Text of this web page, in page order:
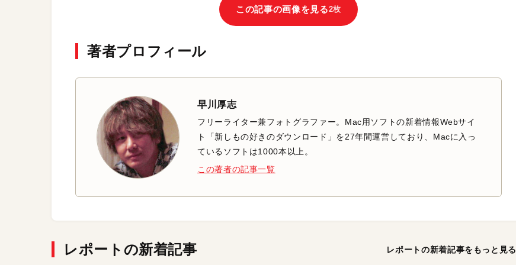
この記事の画像を見る2枚
著者プロフィール
早川厚志
フリーライター兼フォトグラファー。Mac用ソフトの新着情報Webサイ
ト「新しもの好きのダウンロード」を27年間運営しており、Macに入っ
ているソフトは1000本以上。
この著者の記事一覧
レポートの新着記事 レポートの新着記事をもっと見る